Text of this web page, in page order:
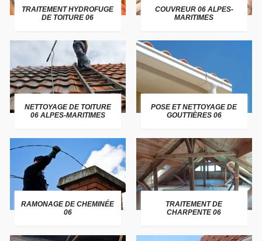
TRAITEMENT HYDROFUGE
DE TOITURE 06
COUVREUR 06 ALPES-
MARITIMES
NETTOYAGE DE TOITURE
06 ALPES-MARITIMES
POSE ET NETTOYAGE DE
GOUTTIÈRES 06
RAMONAGE DE CHEMINÉE
06
TRAITEMENT DE
CHARPENTE 06